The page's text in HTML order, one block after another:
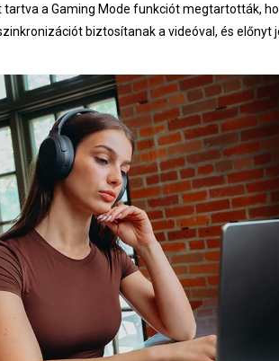
a Gaming Mode funkciót megtartották,
biztosítanak a videóval, és előnyt